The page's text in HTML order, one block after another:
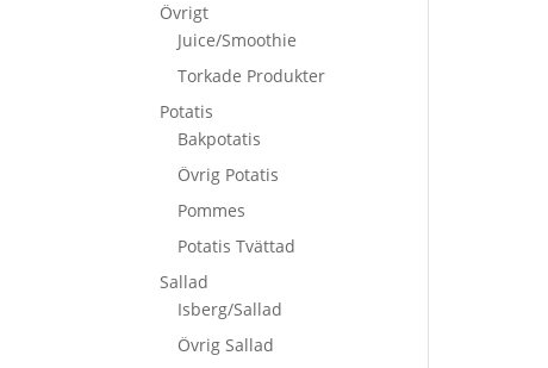
Övrigt
Juice/Smoothie
Torkade Produkter
Potatis
Bakpotatis
Övrig Potatis
Pommes
Potatis Tvättad
Sallad
Isberg/Sallad
Övrig Sallad